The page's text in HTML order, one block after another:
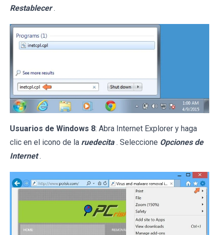
Restablecer .
Usuarios de Windows 8: Abra Internet Explorer y haga
clic en el icono de la ruedecita . Seleccione Opciones de
Internet .